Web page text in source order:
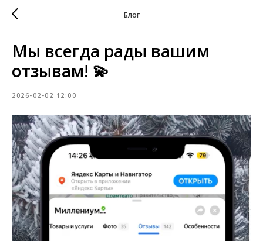
Блог
Мы всегда рады вашим
отзывам! 💫
2026-02-02 12:00